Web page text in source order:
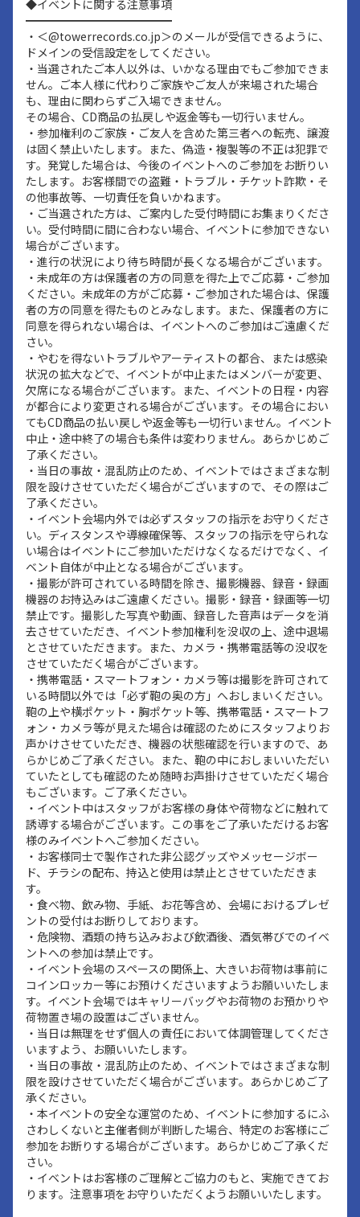
◆イベントに関する注意事項
━━━━━━━━━━━━━
・＜@towerrecords.co.jp＞のメールが受信できるように、
ドメインの受信設定をしてください。
・当選されたご本人以外は、いかなる理由でもご参加できま
せん。ご本人様に代わりご家族やご友人が来場された場合
も、理由に関わらずご入場できません。
その場合、CD商品の払戻しや返金等も一切行いません。
・参加権利のご家族・ご友人を含めた第三者への転売、譲渡
は固く禁止いたします。また、偽造・複製等の不正は犯罪で
す。発覚した場合は、今後のイベントへのご参加をお断りい
たします。お客様間での盗難・トラブル・チケット詐欺・そ
の他事故等、一切責任を負いかねます。
・ご当選された方は、ご案内した受付時間にお集まりくださ
い。受付時間に間に合わない場合、イベントに参加できない
場合がございます。
・進行の状況により待ち時間が長くなる場合がございます。
・未成年の方は保護者の方の同意を得た上でご応募・ご参加
ください。未成年の方がご応募・ご参加された場合は、保護
者の方の同意を得たものとみなします。また、保護者の方に
同意を得られない場合は、イベントへのご参加はご遠慮くだ
さい。
・やむを得ないトラブルやアーティストの都合、または感染
状況の拡大などで、イベントが中止またはメンバーが変更、
欠席になる場合がございます。また、イベントの日程・内容
が都合により変更される場合がございます。その場合におい
てもCD商品の払い戻しや返金等も一切行いません。イベント
中止・途中終了の場合も条件は変わりません。あらかじめご
了承ください。
・当日の事故・混乱防止のため、イベントではさまざまな制
限を設けさせていただく場合がございますので、その際はご
了承ください。
・イベント会場内外では必ずスタッフの指示をお守りくださ
い。ディスタンスや導線確保等、スタッフの指示を守られな
い場合はイベントにご参加いただけなくなるだけでなく、イ
ベント自体が中止となる場合がございます。
・撮影が許可されている時間を除き、撮影機器、録音・録画
機器のお持込みはご遠慮ください。撮影・録音・録画等一切
禁止です。撮影した写真や動画、録音した音声はデータを消
去させていただき、イベント参加権利を没収の上、途中退場
とさせていただきます。また、カメラ・携帯電話等の没収を
させていただく場合がございます。
・携帯電話・スマートフォン・カメラ等は撮影を許可されて
いる時間以外では「必ず鞄の奥の方」へおしまいください。
鞄の上や横ポケット・胸ポケット等、携帯電話・スマートフ
ォン・カメラ等が見えた場合は確認のためにスタッフよりお
声かけさせていただき、機器の状態確認を行いますので、あ
らかじめご了承ください。また、鞄の中におしまいいただい
ていたとしても確認のため随時お声掛けさせていただく場合
もございます。ご了承ください。
・イベント中はスタッフがお客様の身体や荷物などに触れて
誘導する場合がございます。この事をご了承いただけるお客
様のみイベントへご参加ください。
・お客様同士で製作された非公認グッズやメッセージボー
ド、チラシの配布、持込と使用は禁止とさせていただきま
す。
・食べ物、飲み物、手紙、お花等含め、会場におけるプレゼ
ントの受付はお断りしております。
・危険物、酒類の持ち込みおよび飲酒後、酒気帯びでのイベ
ントへの参加は禁止です。
・イベント会場のスペースの関係上、大きいお荷物は事前に
コインロッカー等にお預けくださいますようお願いいたしま
す。イベント会場ではキャリーバッグやお荷物のお預かりや
荷物置き場の設置はございません。
・当日は無理をせず個人の責任において体調管理してくださ
いますよう、お願いいたします。
・当日の事故・混乱防止のため、イベントではさまざまな制
限を設けさせていただく場合がございます。あらかじめご了
承ください。
・本イベントの安全な運営のため、イベントに参加するにふ
さわしくないと主催者側が判断した場合、特定のお客様にご
参加をお断りする場合がございます。あらかじめご了承くだ
さい。
・イベントはお客様のご理解とご協力のもと、実施できてお
ります。注意事項をお守りいただくようお願いいたします。